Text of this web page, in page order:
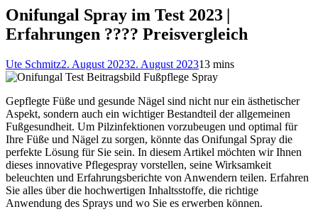
Onifungal Spray im Test 2023 |
Erfahrungen ???? Preisvergleich
Ute Schmitz2. August 20232. August 202313 mins
Gepflegte Füße und gesunde Nägel sind nicht nur ein ästhetischer
Aspekt, sondern auch ein wichtiger Bestandteil der allgemeinen
Fußgesundheit. Um Pilzinfektionen vorzubeugen und optimal für
Ihre Füße und Nägel zu sorgen, könnte das Onifungal Spray die
perfekte Lösung für Sie sein. In diesem Artikel möchten wir Ihnen
dieses innovative Pflegespray vorstellen, seine Wirksamkeit
beleuchten und Erfahrungsberichte von Anwendern teilen. Erfahren
Sie alles über die hochwertigen Inhaltsstoffe, die richtige
Anwendung des Sprays und wo Sie es erwerben können.